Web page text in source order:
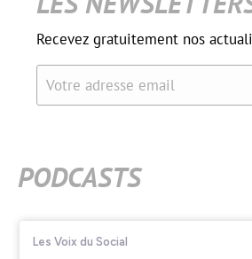
Recevez gratuitement nos
Votre adresse email
PODCASTS